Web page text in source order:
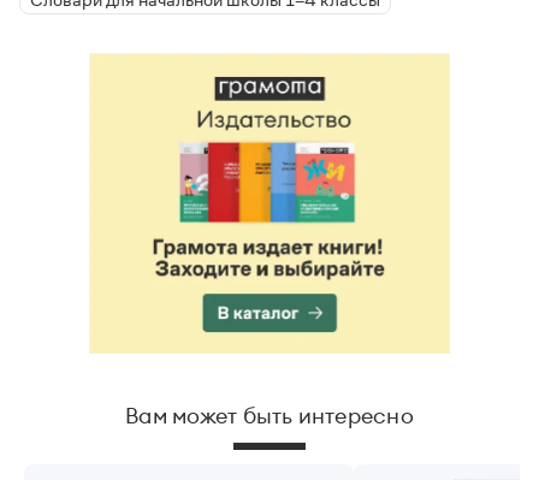
Вам может быть интересно